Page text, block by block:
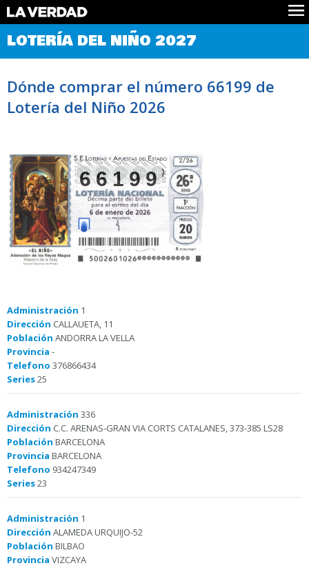
Comprobar Loteria del Niño
Premios
Noticias
Datos
LOTERÍA DEL NIÑO 2027
Dónde comprar el número 66199 de
Lotería del Niño 2026
66199
Administración 1
Dirección CALLAUETA, 11
Población ANDORRA LA VELLA
Provincia -
Telefono 376866434
Series25
Administración 336
Dirección C.C. ARENAS-GRAN VIA CORTS CATALANES, 373-385 LS28
Población BARCELONA
Provincia BARCELONA
Telefono 934247349
Series23
Administración 1
Dirección ALAMEDA URQUIJO-52
Población BILBAO
Provincia VIZCAYA